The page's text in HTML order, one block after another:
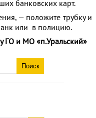
банковских карт.
— положите трубку и
или в полицию.
ГО и МО «п.Уральский»